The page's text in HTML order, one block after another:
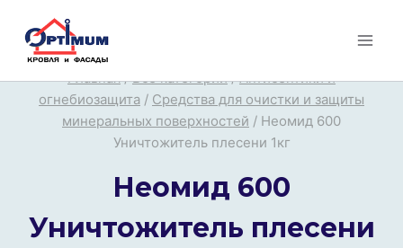
Перейти
Главная / Все категории / Антисептики и
огнебиозащита / Средства для очистки и защиты
минеральных поверхностей / Неомид 600
Уничтожитель плесени 1кг
Неомид 600
Уничтожитель плесени